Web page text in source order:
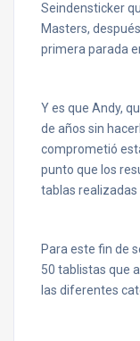
Seindensticker
Masters,
primera parada
Y es que Andy,
de años sin
comprometió
punto que los
tablas realizadas
Para este fin de
50 tablistas que
las diferentes